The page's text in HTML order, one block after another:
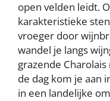
open velden leidt.
karakteristieke
vroeger door
wandel je langs
grazende
de dag kom je aan
in een landelijke